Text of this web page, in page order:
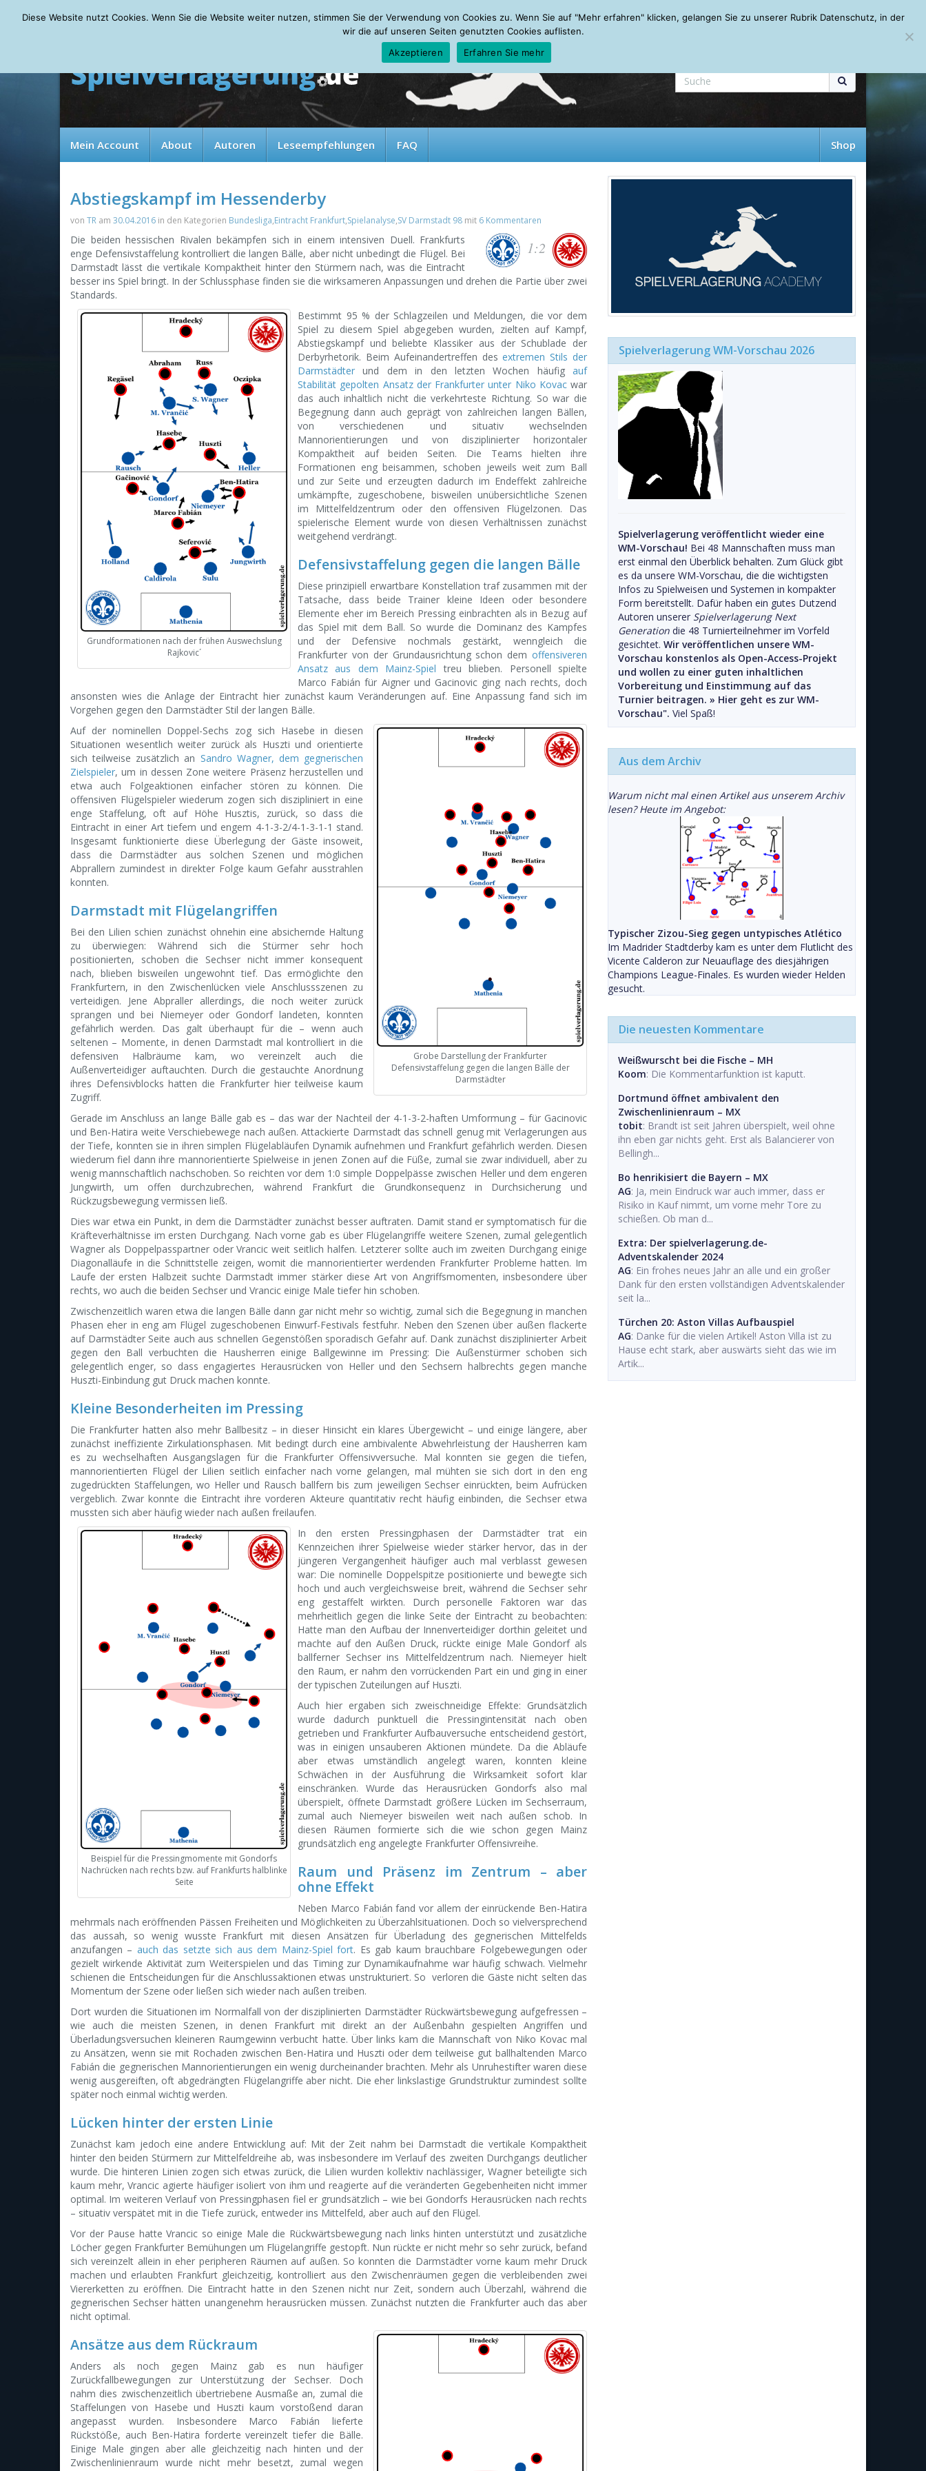
Thursday, 06.08.2026 Mein Account About Autoren Leseempfehlungen FAQ
Mein Account About Autoren Leseempfehlungen FAQ Shop
Abstiegskampf im Hessenderby
von TR am 30.04.2016 in den Kategorien Bundesliga,Eintracht Frankfurt,Spielanalyse,SV Darmstadt 98 mit 6 Kommentaren
1:2
Die beiden hessischen Rivalen bekämpfen sich in einem intensiven Duell. Frankfurts
enge Defensivstaffelung kontrolliert die langen Bälle, aber nicht unbedingt die Flügel. Bei
Darmstadt lässt die vertikale Kompaktheit hinter den Stürmern nach, was die Eintracht
besser ins Spiel bringt. In der Schlussphase finden sie die wirksameren Anpassungen und drehen die Partie über zwei
Standards.
Grundformationen nach der frühen Auswechslung
Rajkovic´
Bestimmt 95 % der Schlagzeilen und Meldungen, die vor dem
Spiel zu diesem Spiel abgegeben wurden, zielten auf Kampf,
Abstiegskampf und beliebte Klassiker aus der Schublade der
Derbyrhetorik. Beim Aufeinandertreffen desextremen Stils der
Darmstädter und dem in den letzten Wochen häufig auf
Stabilität gepolten Ansatz der Frankfurter unter Niko Kovacwar
das auch inhaltlich nicht die verkehrteste Richtung. So war die
Begegnung dann auch geprägt von zahlreichen langen Bällen,
von verschiedenen und situativ wechselnden
Mannorientierungen und von disziplinierter horizontaler
Kompaktheit auf beiden Seiten. Die Teams hielten ihre
Formationen eng beisammen, schoben jeweils weit zum Ball
und zur Seite und erzeugten dadurch im Endeffekt zahlreiche
umkämpfte, zugeschobene, bisweilen unübersichtliche Szenen
im Mittelfeldzentrum oder den offensiven Flügelzonen. Das
spielerische Element wurde von diesen Verhältnissen zunächst
weitgehend verdrängt.
Defensivstaffelung gegen die langen Bälle
Diese prinzipiell erwartbare Konstellation traf zusammen mit der
Tatsache, dass beide Trainer kleine Ideen oder besondere
Elemente eher im Bereich Pressing einbrachten als in Bezug auf
das Spiel mit dem Ball. So wurde die Dominanz des Kampfes
und der Defensive nochmals gestärkt, wenngleich die
Frankfurter von der Grundausrichtung schon dem offensiveren
Ansatz aus dem Mainz-Spiel treu blieben. Personell spielte
Marco Fabián für Aigner und Gacinovic ging nach rechts, doch
ansonsten wies die Anlage der Eintracht hier zunächst kaum Veränderungen auf. Eine Anpassung fand sich im
Vorgehen gegen den Darmstädter Stil der langen Bälle.
Grobe Darstellung der Frankfurter
Defensivstaffelung gegen die langen Bälle der
Darmstädter
Auf der nominellen Doppel-Sechs zog sich Hasebe in diesen
Situationen wesentlich weiter zurück als Huszti und orientierte
sich teilweise zusätzlich an Sandro Wagner, dem gegnerischen
Zielspieler, um in dessen Zone weitere Präsenz herzustellen und
etwa auch Folgeaktionen einfacher stören zu können. Die
offensiven Flügelspieler wiederum zogen sich diszipliniert in eine
enge Staffelung, oft auf Höhe Husztis, zurück, so dass die
Eintracht in einer Art tiefem und engem 4-1-3-2/4-1-3-1-1 stand.
Insgesamt funktionierte diese Überlegung der Gäste insoweit,
dass die Darmstädter aus solchen Szenen und möglichen
Abprallern zumindest in direkter Folge kaum Gefahr ausstrahlen
konnten.
Darmstadt mit Flügelangriffen
Bei den Lilien schien zunächst ohnehin eine absichernde Haltung
zu überwiegen: Während sich die Stürmer sehr hoch
positionierten, schoben die Sechser nicht immer konsequent
nach, blieben bisweilen ungewohnt tief. Das ermöglichte den
Frankfurtern, in den Zwischenlücken viele Anschlussszenen zu
verteidigen. Jene Abpraller allerdings, die noch weiter zurück
sprangen und bei Niemeyer oder Gondorf landeten, konnten
gefährlich werden. Das galt überhaupt für die – wenn auch
seltenen – Momente, in denen Darmstadt mal kontrolliert in die
defensiven Halbräume kam, wo vereinzelt auch die
Außenverteidiger auftauchten. Durch die gestauchte Anordnung
ihres Defensivblocks hatten die Frankfurter hier teilweise kaum
Zugriff.
Gerade im Anschluss an lange Bälle gab es – das war der Nachteil der 4-1-3-2-haften Umformung – für Gacinovic
und Ben-Hatira weite Verschiebewege nach außen. Attackierte Darmstadt das schnell genug mit Verlagerungen aus
der Tiefe, konnten sie in ihren simplen Flügelabläufen Dynamik aufnehmen und Frankfurt gefährlich werden. Diesen
wiederum fiel dann ihre mannorientierte Spielweise in jenen Zonen auf die Füße, zumal sie zwar individuell, aber zu
wenig mannschaftlich nachschoben. So reichten vor dem 1:0 simple Doppelpässe zwischen Heller und dem engeren
Jungwirth, um offen durchzubrechen, während Frankfurt die Grundkonsequenz in Durchsicherung und
Rückzugsbewegung vermissen ließ.
Dies war etwa ein Punkt, in dem die Darmstädter zunächst besser auftraten. Damit stand er symptomatisch für die
Kräfteverhältnisse im ersten Durchgang. Nach vorne gab es über Flügelangriffe weitere Szenen, zumal gelegentlich
Wagner als Doppelpasspartner oder Vrancic weit seitlich halfen. Letzterer sollte auch im zweiten Durchgang einige
Diagonalläufe in die Schnittstelle zeigen, womit die mannorientierter werdenden Frankfurter Probleme hatten. Im
Laufe der ersten Halbzeit suchte Darmstadt immer stärker diese Art von Angriffsmomenten, insbesondere über
rechts, wo auch die beiden Sechser und Vrancic einige Male tiefer hin schoben.
Zwischenzeitlich waren etwa die langen Bälle dann gar nicht mehr so wichtig, zumal sich die Begegnung in manchen
Phasen eher in eng am Flügel zugeschobenen Einwurf-Festivals festfuhr. Neben den Szenen über außen flackerte
auf Darmstädter Seite auch aus schnellen Gegenstößen sporadisch Gefahr auf. Dank zunächst disziplinierter Arbeit
gegen den Ball verbuchten die Hausherren einige Ballgewinne im Pressing: Die Außenstürmer schoben sich
gelegentlich enger, so dass engagiertes Herausrücken von Heller und den Sechsern halbrechts gegen manche
Huszti-Einbindung gut Druck machen konnte.
Kleine Besonderheiten im Pressing
Die Frankfurter hatten also mehr Ballbesitz – in dieser Hinsicht ein klares Übergewicht – und einige längere, aber
zunächst ineffiziente Zirkulationsphasen. Mit bedingt durch eine ambivalente Abwehrleistung der Hausherren kam
es zu wechselhaften Ausgangslagen für die Frankfurter Offensivversuche. Mal konnten sie gegen die tiefen,
mannorientierten Flügel der Lilien seitlich einfacher nach vorne gelangen, mal mühten sie sich dort in den eng
zugedrückten Staffelungen, wo Heller und Rausch ballfern bis zum jeweiligen Sechser einrückten, beim Aufrücken
vergeblich. Zwar konnte die Eintracht ihre vorderen Akteure quantitativ recht häufig einbinden, die Sechser etwa
mussten sich aber häufig wieder nach außen freilaufen.
Beispiel für die Pressingmomente mit Gondorfs
Nachrücken nach rechts bzw. auf Frankfurts halblinke
Seite
In den ersten Pressingphasen der Darmstädter trat ein
Kennzeichen ihrer Spielweise wieder stärker hervor, das in der
jüngeren Vergangenheit häufiger auch mal verblasst gewesen
war: Die nominelle Doppelspitze positionierte und bewegte sich
hoch und auch vergleichsweise breit, während die Sechser sehr
eng gestaffelt wirkten. Durch personelle Faktoren war das
mehrheitlich gegen die linke Seite der Eintracht zu beobachten:
Hatte man den Aufbau der Innenverteidiger dorthin geleitet und
machte auf den Außen Druck, rückte einige Male Gondorf als
ballferner Sechser ins Mittelfeldzentrum nach. Niemeyer hielt
den Raum, er nahm den vorrückenden Part ein und ging in einer
der typischen Zuteilungen auf Huszti.
Auch hier ergaben sich zweischneidige Effekte: Grundsätzlich
wurde dadurch punktuell die Pressingintensität nach oben
getrieben und Frankfurter Aufbauversuche entscheidend gestört,
was in einigen unsauberen Aktionen mündete. Da die Abläufe
aber etwas umständlich angelegt waren, konnten kleine
Schwächen in der Ausführung die Wirksamkeit sofort klar
einschränken. Wurde das Herausrücken Gondorfs also mal
überspielt, öffnete Darmstadt größere Lücken im Sechserraum,
zumal auch Niemeyer bisweilen weit nach außen schob. In
diesen Räumen formierte sich die wie schon gegen Mainz
grundsätzlich eng angelegte Frankfurter Offensivreihe.
Raum und Präsenz im Zentrum – aber
ohne Effekt
Neben Marco Fabián fand vor allem der einrückende Ben-Hatira
mehrmals nach eröffnenden Pässen Freiheiten und Möglichkeiten zu Überzahlsituationen. Doch so vielversprechend
das aussah, so wenig wusste Frankfurt mit diesen Ansätzen für Überladung des gegnerischen Mittelfelds
anzufangen – auch das setzte sich aus dem Mainz-Spiel fort. Es gab kaum brauchbare Folgebewegungen oder
gezielt wirkende Aktivität zum Weiterspielen und das Timing zur Dynamikaufnahme war häufig schwach. Vielmehr
schienen die Entscheidungen für die Anschlussaktionen etwas unstrukturiert. So verloren die Gäste nicht selten das
Momentum der Szene oder ließen sich wieder nach außen treiben.
Dort wurden die Situationen im Normalfall von der disziplinierten Darmstädter Rückwärtsbewegung aufgefressen –
wie auch die meisten Szenen, in denen Frankfurt mit direkt an der Außenbahn gespielten Angriffen und
Überladungsversuchen kleineren Raumgewinn verbucht hatte. Über links kam die Mannschaft von Niko Kovac mal
zu Ansätzen, wenn sie mit Rochaden zwischen Ben-Hatira und Huszti oder dem teilweise gut ballhaltenden Marco
Fabián die gegnerischen Mannorientierungen ein wenig durcheinander brachten. Mehr als Unruhestifter waren diese
wenig ausgereiften, oft abgedrängten Flügelangriffe aber nicht. Die eher linkslastige Grundstruktur zumindest sollte
später noch einmal wichtig werden.
Lücken hinter der ersten Linie
Zunächst kam jedoch eine andere Entwicklung auf: Mit der Zeit nahm bei Darmstadt die vertikale Kompaktheit
hinter den beiden Stürmern zur Mittelfeldreihe ab, was insbesondere im Verlauf des zweiten Durchgangs deutlicher
wurde. Die hinteren Linien zogen sich etwas zurück, die Lilien wurden kollektiv nachlässiger, Wagner beteiligte sich
kaum mehr, Vrancic agierte häufiger isoliert von ihm und reagierte auf die veränderten Gegebenheiten nicht immer
optimal. Im weiteren Verlauf von Pressingphasen fiel er grundsätzlich – wie bei Gondorfs Herausrücken nach rechts
– situativ verspätet mit in die Tiefe zurück, entweder ins Mittelfeld, aber auch auf den Flügel.
Vor der Pause hatte Vrancic so einige Male die Rückwärtsbewegung nach links hinten unterstützt und zusätzliche
Löcher gegen Frankfurter Bemühungen um Flügelangriffe gestopft. Nun rückte er nicht mehr so sehr zurück, befand
sich vereinzelt allein in eher peripheren Räumen auf außen. So konnten die Darmstädter vorne kaum mehr Druck
machen und erlaubten Frankfurt gleichzeitig, kontrolliert aus den Zwischenräumen gegen die verbleibenden zwei
Viererketten zu eröffnen. Die Eintracht hatte in den Szenen nicht nur Zeit, sondern auch Überzahl, während die
gegnerischen Sechser hätten unangenehm herausrücken müssen. Zunächst nutzten die Frankfurter auch das aber
nicht optimal.
Ansätze aus dem Rückraum
Anders als noch gegen Mainz gab es nun häufiger
Zurückfallbewegungen zur Unterstützung der Sechser. Doch
nahm dies zwischenzeitlich übertriebene Ausmaße an, zumal die
Staffelungen von Hasebe und Huszti kaum vorstoßend daran
angepasst wurden. Insbesondere Marco Fabián lieferte
Rückstöße, auch Ben-Hatira forderte vereinzelt tiefer die Bälle.
Einige Male gingen aber alle gleichzeitig nach hinten und der
Zwischenlinienraum wurde nicht mehr besetzt, zumal wegen
Spielverlagerung WM-Vorschau 2026
Spielverlagerung veröffentlicht wieder eine
WM-Vorschau! Bei 48 Mannschaften muss man
erst einmal den Überblick behalten. Zum Glück gibt
es da unsere WM-Vorschau, die die wichtigsten
Infos zu Spielweisen und Systemen in kompakter
Form bereitstellt. Dafür haben ein gutes Dutzend
Autoren unserer Spielverlagerung Next
Generation die 48 Turnierteilnehmer im Vorfeld
gesichtet. Wir veröffentlichen unsere WM-
Vorschau konstenlos als Open-Access-Projekt
und wollen zu einer guten inhaltlichen
Vorbereitung und Einstimmung auf das
Turnier beitragen. » Hier geht es zur WM-
Vorschau". Viel Spaß!
Aus dem Archiv
Warum nicht mal einen Artikel aus unserem Archiv
lesen? Heute im Angebot:
Typischer Zizou-Sieg gegen untypisches Atlético
Im Madrider Stadtderby kam es unter dem Flutlicht des
Vicente Calderon zur Neuauflage des diesjährigen
Champions League-Finales. Es wurden wieder Helden
gesucht.
Die neuesten Kommentare
Weißwurscht bei die Fische – MH
Koom: Die Kommentarfunktion ist kaputt.
Dortmund öffnet ambivalent den
Zwischenlinienraum – MX
tobit: Brandt ist seit Jahren überspielt, weil ohne
ihn eben gar nichts geht. Erst als Balancierer von
Bellingh...
Bo henrikisiert die Bayern – MX
AG: Ja, mein Eindruck war auch immer, dass er
Risiko in Kauf nimmt, um vorne mehr Tore zu
schießen. Ob man d...
Extra: Der spielverlagerung.de-
Adventskalender 2024
AG: Ein frohes neues Jahr an alle und ein großer
Dank für den ersten vollständigen Adventskalender
seit la...
Türchen 20: Aston Villas Aufbauspiel
AG: Danke für die vielen Artikel! Aston Villa ist zu
Hause echt stark, aber auswärts sieht das wie im
Artik...
Diese Website nutzt Cookies. Wenn Sie die Website weiter nutzen, stimmen Sie der Verwendung von Cookies zu. Wenn Sie auf "Mehr erfahren" klicken, gelangen Sie zu unserer Rubrik Datenschutz, in der
wir die auf unseren Seiten genutzten Cookies auflisten.
Akzeptieren
Erfahren Sie mehr